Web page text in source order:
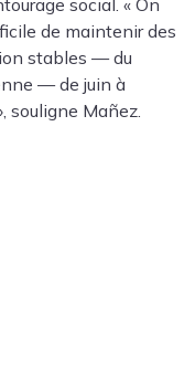
social. « On
de maintenir des
stables — du
— de juin à
souligne Mañez.